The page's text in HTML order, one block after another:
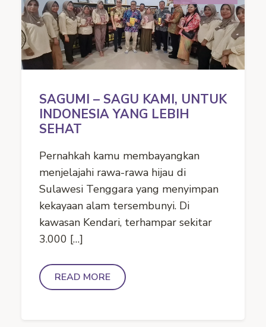
SAGUMI – SAGU KAMI, UNTUK
INDONESIA YANG LEBIH
SEHAT
Pernahkah kamu membayangkan
menjelajahi rawa-rawa hijau di
Sulawesi Tenggara yang menyimpan
kekayaan alam tersembunyi. Di
kawasan Kendari, terhampar sekitar
3.000 […]
READ MORE